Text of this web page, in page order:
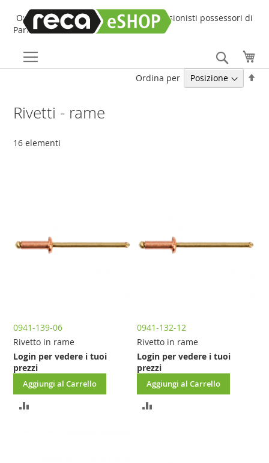
Online Shop online dedicato ai professionisti possessori di
Partita IVA!
Search
Rivetti - rame
16 elementi
Ordina per
0941-139-06
Rivetto in rame
Login per vedere i tuoi
prezzi
Aggiungi al Carrello
AGGIUNGI
0941-132-12
Rivetto in rame
Login per vedere i tuoi
prezzi
Aggiungi al Carrello